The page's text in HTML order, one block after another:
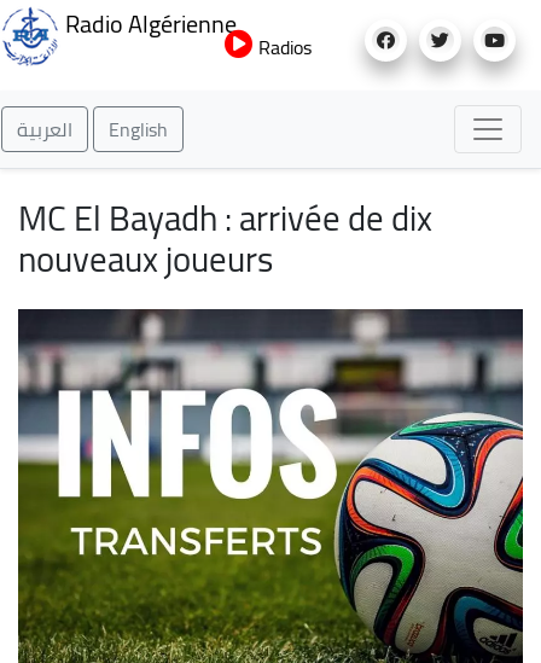
au
Radio Algérienne
Radios
العربية English
MC El Bayadh : arrivée de dix
nouveaux joueurs